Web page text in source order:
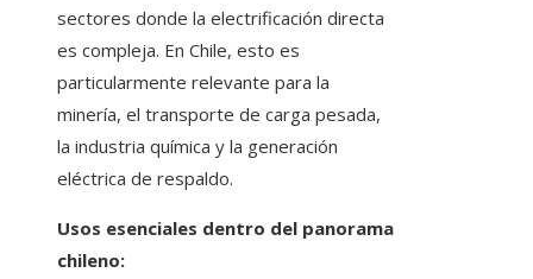
sectores donde la electrificación directa
es compleja. En Chile, esto es
particularmente relevante para la
minería, el transporte de carga pesada,
la industria química y la generación
eléctrica de respaldo.
Usos esenciales dentro del panorama
chileno: